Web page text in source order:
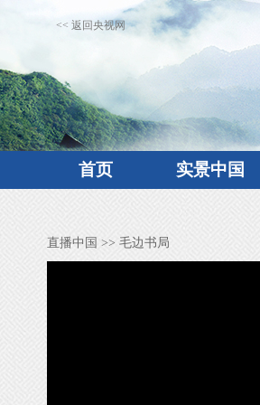
<< 返回央视网
首页 实景中国
直播中国 >> 毛边书局